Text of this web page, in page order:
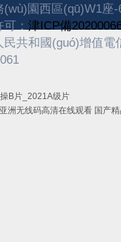
(wù)園西區(qū)W1座-
： 津ICP備
民共和國(guó)增值
B片_2021A级片
亚洲无线码高清在线观看 国产